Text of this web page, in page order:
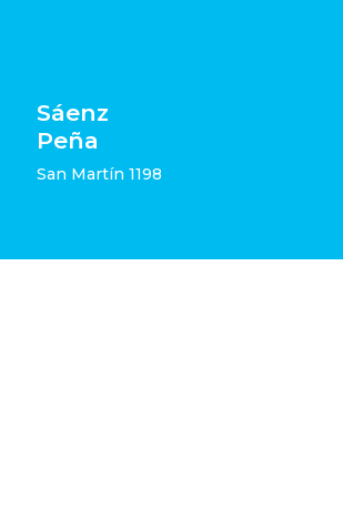
Sáenz
Peña
San Martín 1198